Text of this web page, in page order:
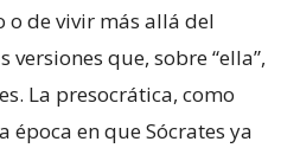
o de vivir más allá del
que, sobre “ella”,
La presocrática, como
época en que Sócrates ya